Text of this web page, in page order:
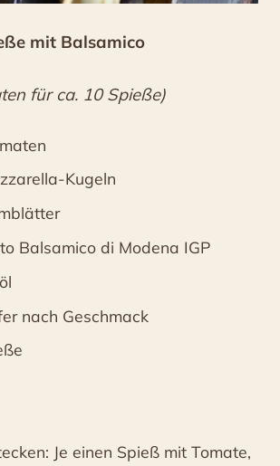
mit Balsamico
für ca. 10 Spieße)
Kugeln
Balsamico di Modena IGP
nach Geschmack
Je einen Spieß mit Tomate,